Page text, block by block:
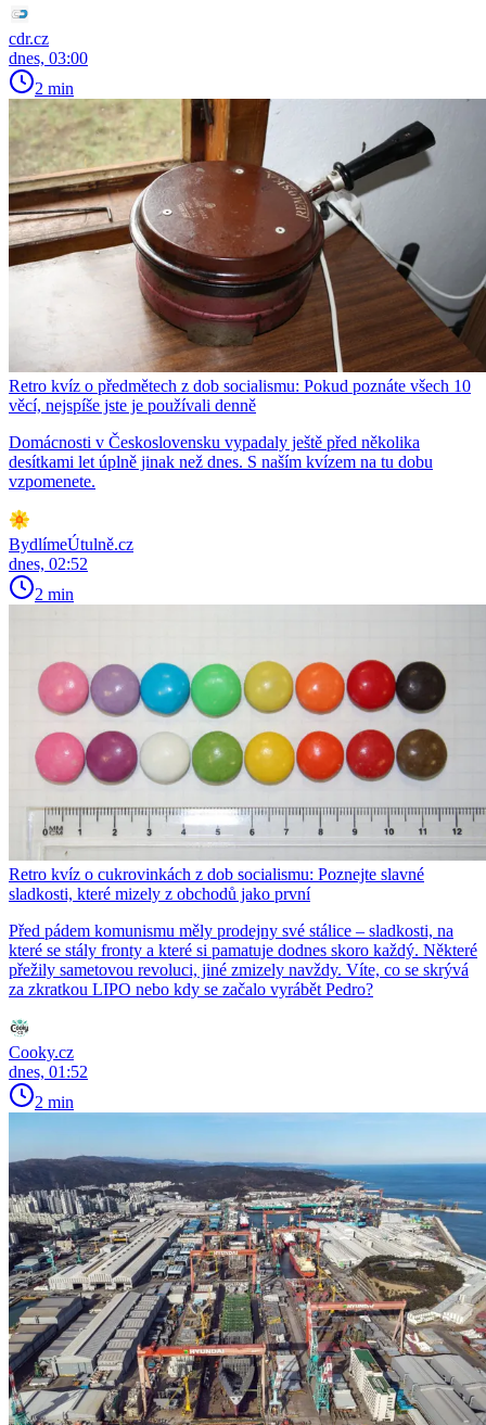
cdr.cz
dnes, 03:00
2 min
Retro kvíz o předmětech z dob socialismu: Pokud poznáte všech 10
věcí, nejspíše jste je používali denně
Domácnosti v Československu vypadaly ještě před několika
desítkami let úplně jinak než dnes. S naším kvízem na tu dobu
vzpomenete.
BydlímeÚtulně.cz
dnes, 02:52
2 min
Retro kvíz o cukrovinkách z dob socialismu: Poznejte slavné
sladkosti, které mizely z obchodů jako první
Před pádem komunismu měly prodejny své stálice – sladkosti, na
které se stály fronty a které si pamatuje dodnes skoro každý. Některé
přežily sametovou revoluci, jiné zmizely navždy. Víte, co se skrývá
za zkratkou LIPO nebo kdy se začalo vyrábět Pedro?
Cooky.cz
dnes, 01:52
2 min